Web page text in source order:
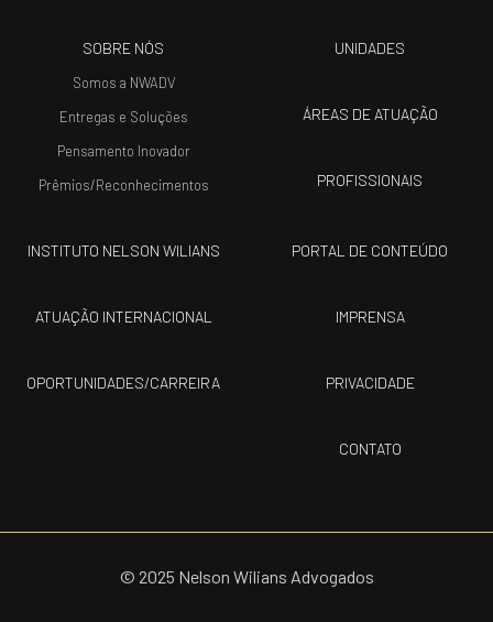
SOBRE NÓS
Somos a NWADV
Entregas e Soluções
Pensamento Inovador
Prêmios/Reconhecimentos
UNIDADES
ÁREAS DE ATUAÇÃO
PROFISSIONAIS
INSTITUTO NELSON WILIANS
ATUAÇÃO INTERNACIONAL
OPORTUNIDADES/CARREIRA
PORTAL DE CONTEÚDO
IMPRENSA
PRIVACIDADE
CONTATO
© 2025 Nelson Wilians Advogados